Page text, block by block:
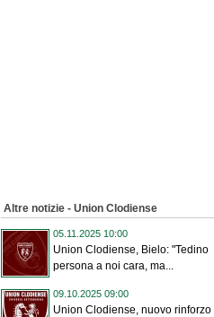
Altre notizie - Union Clodiense
05.11.2025 10:00
Union Clodiense, Bielo: "Tedino
persona a noi cara, ma...
09.10.2025 09:00
Union Clodiense, nuovo rinforzo